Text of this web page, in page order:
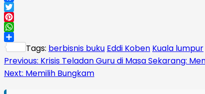
Facebook
Twitter
Pinterest
WhatsApp
Share
Tags: berbisnis buku Eddi Koben Kuala lumpur
Continue
Reading
Previous: Krisis Teladan Guru di Masa Sekarang:
Next: Memilih Bungkam